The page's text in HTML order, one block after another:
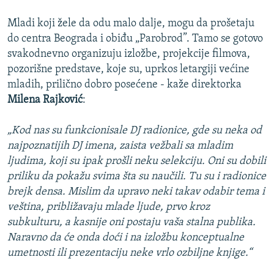
Mladi koji žele da odu malo dalje, mogu da prošetaju
do centra Beograda i obiđu „Parobrod”. Tamo se gotovo
svakodnevno organizuju izložbe, projekcije filmova,
pozorišne predstave, koje su, uprkos letargiji većine
mladih, prilično dobro posećene - kaže direktorka
Milena Rajković:
„Kod nas su funkcionisale DJ radionice, gde su neka od
najpoznatijih DJ imena, zaista vežbali sa mladim
ljudima, koji su ipak prošli neku selekciju. Oni su dobili
priliku da pokažu svima šta su naučili. Tu su i radionice
brejk densa. Mislim da upravo neki takav odabir tema i
veština, približavaju mlade ljude, prvo kroz
subkulturu, a kasnije oni postaju vaša stalna publika.
Naravno da će onda doći i na izložbu konceptualne
umetnosti ili prezentaciju neke vrlo ozbiljne knjige.“